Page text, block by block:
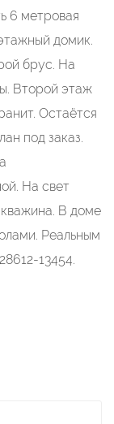
6 метровая
домик.
брус. На
Второй этаж
Остаётся
под заказ.
На свет
В доме
Реальным
13454.